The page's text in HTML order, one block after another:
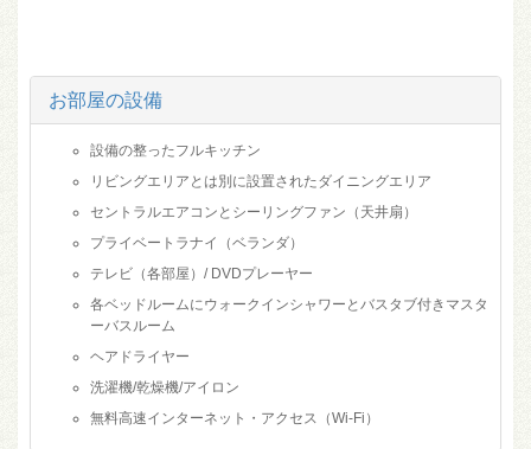
お部屋の設備
設備の整ったフルキッチン
リビングエリアとは別に設置されたダイニングエリア
セントラルエアコンとシーリングファン（天井扇）
プライベートラナイ（ベランダ）
テレビ（各部屋）/ DVDプレーヤー
各ベッドルームにウォークインシャワーとバスタブ付きマスタ
ーバスルーム
ヘアドライヤー
洗濯機/乾燥機/アイロン
無料高速インターネット・アクセス（Wi-Fi）